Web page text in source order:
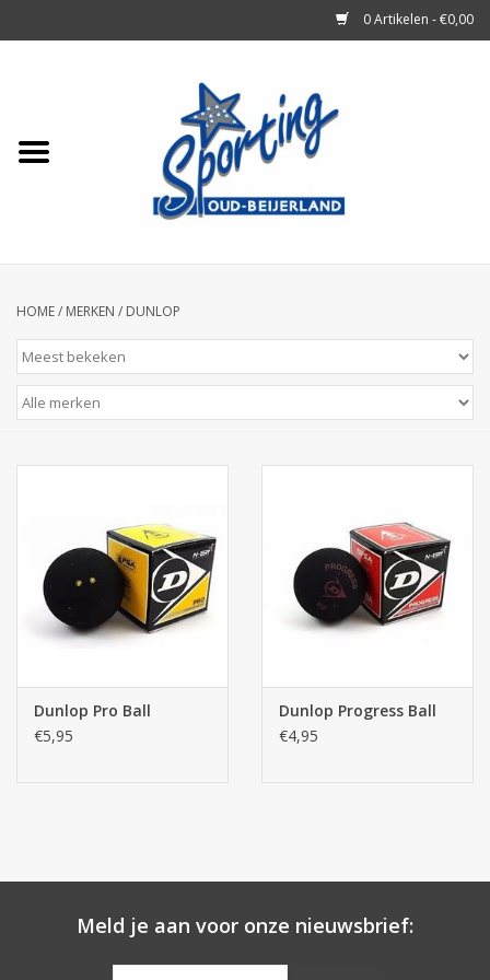
0 Artikelen - €0,00
Tennisrackets
Badminton
Squash
HOME/ MERKEN / DUNLOP
Dunlop Pro Ball
€5,95
Dunlop Progress Ball
€4,95
Meld je aan voor onze nieuwsbrief: